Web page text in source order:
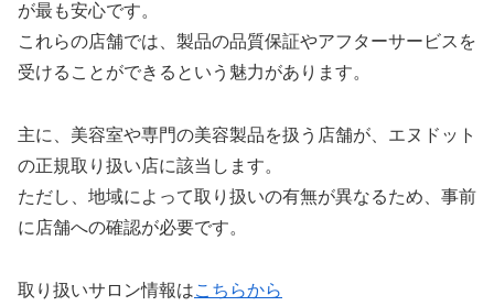
が最も安心です。
これらの店舗では、製品の品質保証やアフターサービスを
受けることができるという魅力があります。
主に、美容室や専門の美容製品を扱う店舗が、エヌドット
の正規取り扱い店に該当します。
ただし、地域によって取り扱いの有無が異なるため、事前
に店舗への確認が必要です。
取り扱いサロン情報はこちらから